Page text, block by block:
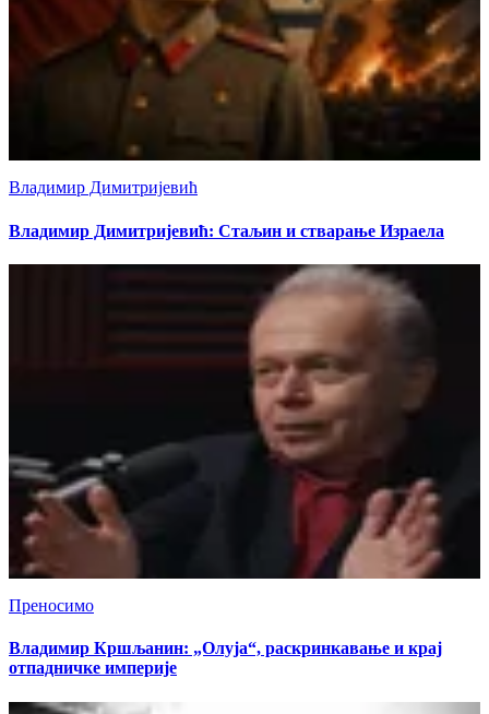
Владимир Димитријевић
Владимир Димитријевић: Стаљин и стварање Израела
Преносимо
Владимир Кршљанин: „Олуја“, раскринкавање и крај
отпадничке империје